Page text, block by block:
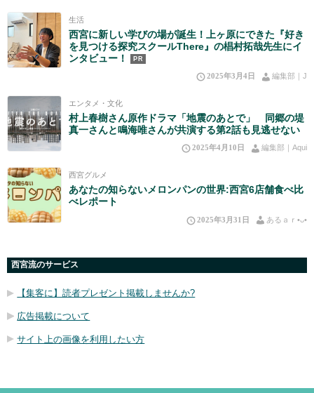
生活
西宮に新しい学びの場が誕生！上ヶ原にできた『好き
を見つける探究スクールThere』の椙村拓哉先生にイ
ンタビュー！
PR
2025年3月4日 編集部｜J
エンタメ・文化
村上春樹さん原作ドラマ「地震のあとで」 同郷の堤
真一さんと鳴海唯さんが共演する第2話も見逃せない
2025年4月10日 編集部｜Aqui
西宮グルメ
あなたの知らないメロンパンの世界:西宮6店舗食べ比
べレポート
2025年3月31日 あるａｒ•⁠ᴗ⁠•⁠
西宮流のサービス
【集客に】読者プレゼント掲載しませんか?
広告掲載について
サイト上の画像を利用したい方